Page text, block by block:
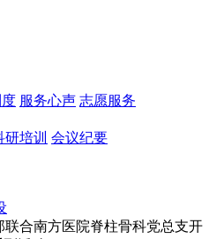
服务心声 志愿服务
研培训 会议纪要
合南方医院脊柱骨科党总支开